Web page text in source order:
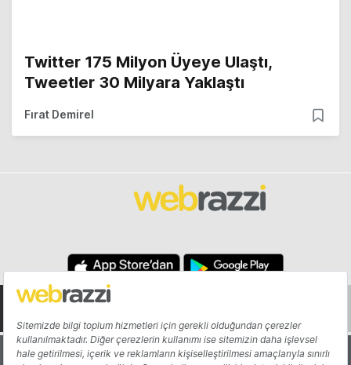
Twitter 175 Milyon Üyeye Ulaştı,
Tweetler 30 Milyara Yaklaştı
Fırat Demirel
Hakkında Yazarlar